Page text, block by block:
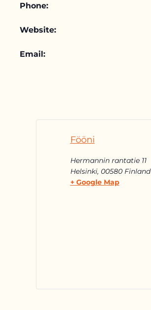
Phone:
Website:
Email:
Fööni
Hermannin rantatie 11
Helsinki, 00580 Finland
+ Google Map